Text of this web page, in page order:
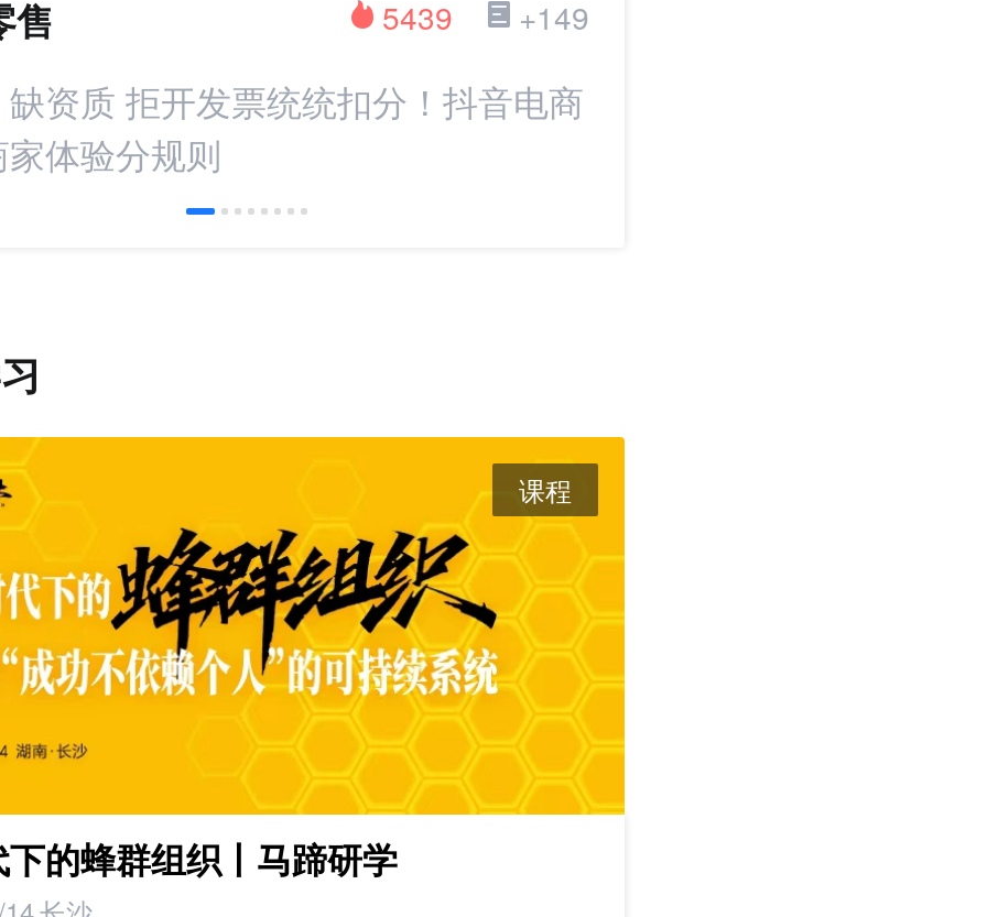
售 +149
5439
资质 拒开发票统统扣分！抖音电商
体验分规则
课程
的蜂群组织丨马蹄研学